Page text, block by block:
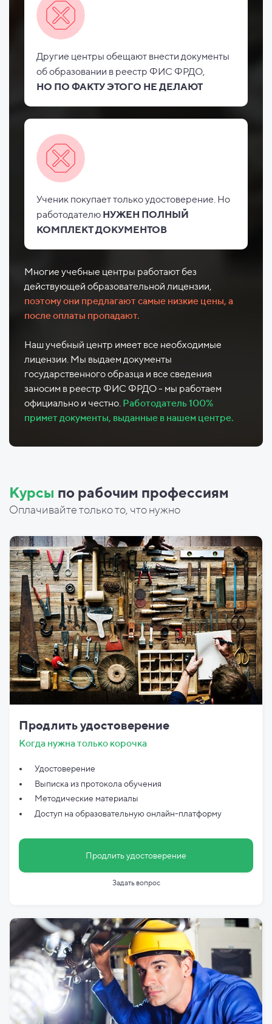
Другие центры обещают внести документы
обобразовании в реестр ФИС ФРДО,
НО ПО ФАКТУ ЭТОГО НЕ ДЕЛАЮТ
Ученик покупает только удостоверение. Но
работодателю НУЖЕН ПОЛНЫЙ
КОМПЛЕКТ ДОКУМЕНТОВ
Многие учебные центры работают без
действующей образовательной лицензии,
поэтому они предлагают самые низкие цены, а
после оплаты пропадают.
Наш учебный центр имеет все необходимые
лицензии. Мы выдаем документы
государственного образца и все сведения
заносим в реестр ФИС ФРДО - мы работаем
официально и честно. Работодатель 100%
примет документы, выданные в нашем центре.
Курсы по рабочим профессиям
Оплачивайте только то, что нужно
Продлить удостоверение
Когда нужна только корочка
Удостоверение
Выписка из протокола обучения
Методические материалы
Доступ на образовательную онлайн-платформу
Продлить удостоверение
Задать вопрос